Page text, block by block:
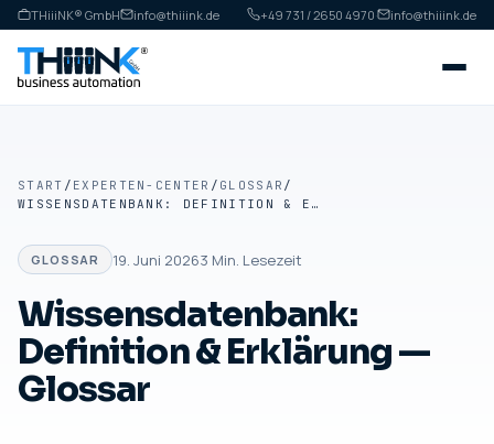
THiiiNK® GmbH info@thiiink.de +49 731 / 2650 4970· info@thiiink.de
START / EXPERTEN-CENTER / GLOSSAR /
WISSENSDATENBANK: DEFINITION & ERKLÄRUNG — GLOSSAR
GLOSSAR 19. Juni 20263 Min. Lesezeit
Wissensdatenbank:
Definition & Erklärung —
Glossar